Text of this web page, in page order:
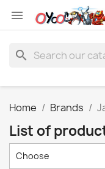

search
Home Brands
List of
Choose